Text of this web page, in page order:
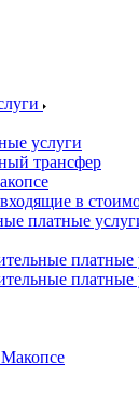
услуги
трансфер
в
платные
платные
платные